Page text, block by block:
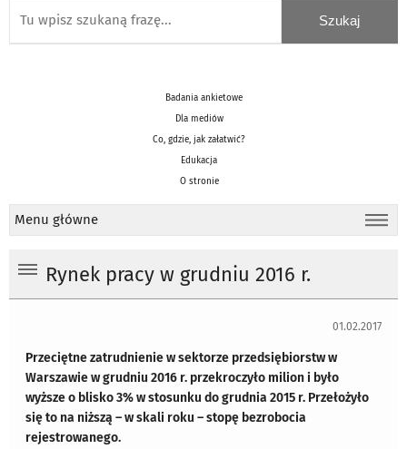
Badania ankietowe
Dla mediów
Co, gdzie, jak załatwić?
Edukacja
O stronie
Menu główne
Rynek pracy w grudniu 2016 r.
01.02.2017
Przeciętne zatrudnienie w sektorze przedsiębiorstw w
Warszawie w grudniu 2016 r. przekroczyło milion i było
wyższe o blisko 3% w stosunku do grudnia 2015 r. Przełożyło
się to na niższą – w skali roku – stopę bezrobocia
rejestrowanego.